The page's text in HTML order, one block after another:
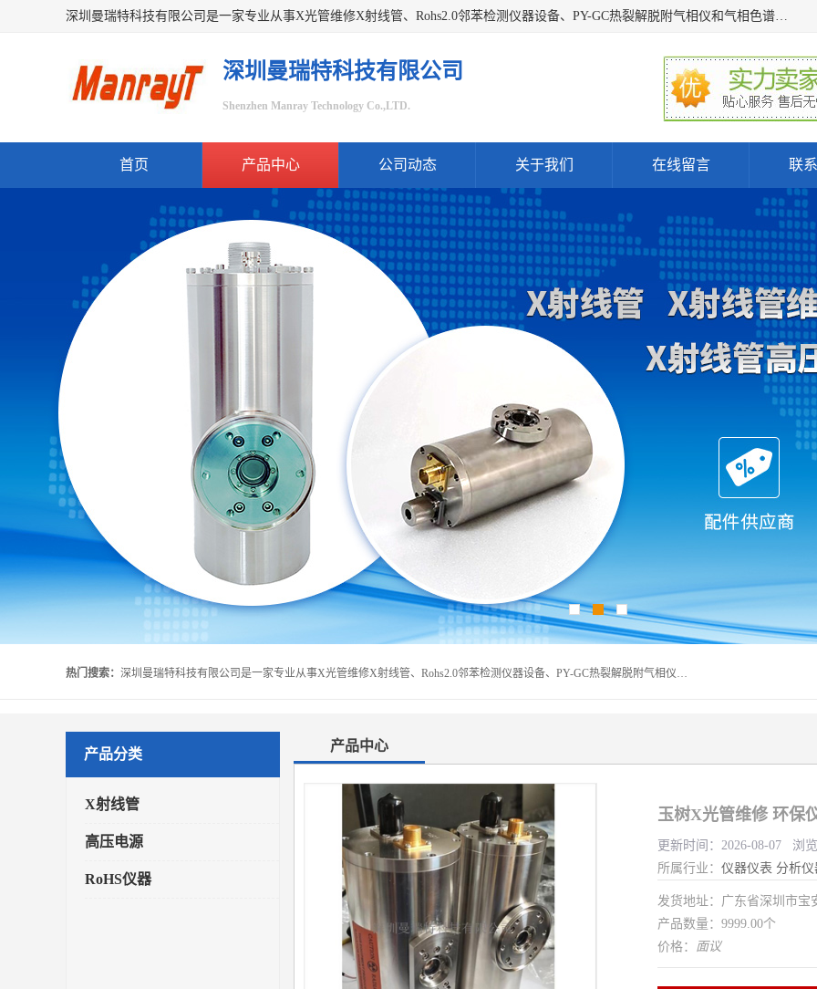
深圳曼瑞特科技有限公司是一家专业从事X光管维修X射线管、Rohs2.0邻苯检测仪器设备、PY-GC热裂解脱附气相仪和气相色谱光谱仪器、天瑞仪器探测器、高压电源等产品的维修出租的企业。本公司以客户至上为宗旨，以专注、专一、专业的精神为您提供安全、经济的技术服务。
深圳曼瑞特科技有限公司
Shenzhen Manray Technology Co.,LTD.
首页 产品中心 公司动态 关于我们 在线留言 联
热门搜索： 深圳曼瑞特科技有限公司是一家专业从事X光管维修X射线管、Rohs2.0邻苯检测仪器设备、PY-GC热裂解脱附气相仪和气相色谱光谱仪器、天瑞仪器探测器、高压电源等产品的维修出租的企业。本公司以客户至上为宗旨，以专注、专一、专业的精神为您提供安全、经济的技术服务。
产品分类
X射线管
高压电源
RoHS仪器
产品中心
玉树X光管维修 环保
更新时间：2026-08-07 浏
所属行业： 仪器仪表 分析仪
发货地址：广东省深圳市
产品数量：9999.00个
价格： 面议